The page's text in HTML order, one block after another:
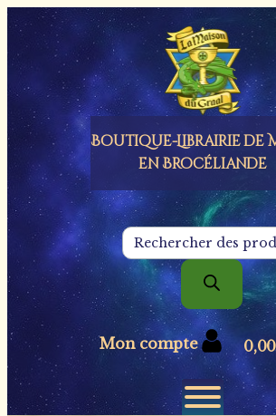
Panneau de gestion des cookies
Boutique-Librairie de
en Brocéliande
Recherche
de
produits
Mon compte 0,00